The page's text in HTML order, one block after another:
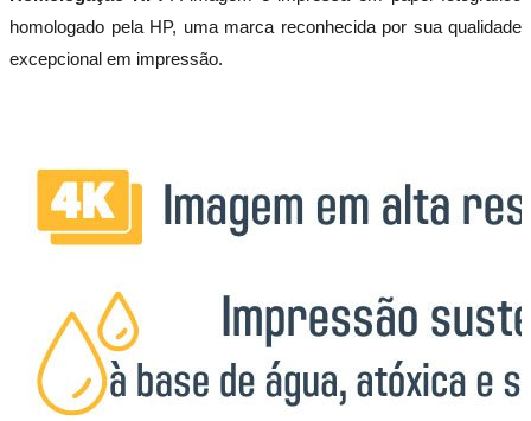
homologado pela HP, uma marca reconhecida por sua qualidade
excepcional em impressão.